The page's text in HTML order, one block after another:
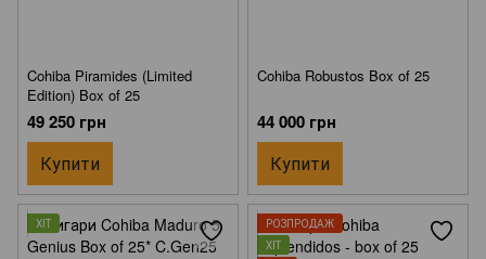
Cohiba Piramides (Limited
Edition) Box of 25
49 250 грн
Купити
Cohiba Robustos Box of 25
44 000 грн
Купити
ХІТ
РОЗПРОДАЖ
ХІТ